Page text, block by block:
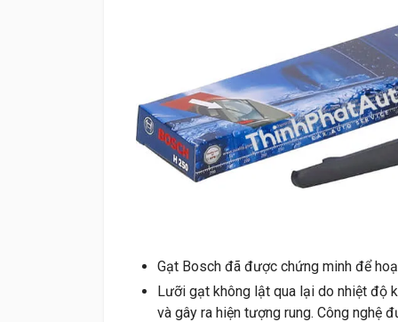
Gạt Bosch đã được chứng minh để
Lưỡi gạt không lật qua lại do nhiệt độ
và gây ra hiện tượng rung. Công nghệ